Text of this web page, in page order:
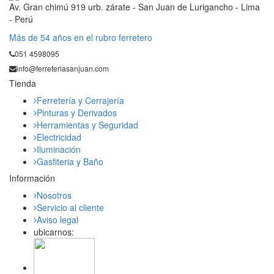
Av. Gran chimú 919 urb. zárate - San Juan de Lurigancho - Lima
- Perú
Mås de 54 años en el rubro ferretero
051 4598095
info@ferreteriasanjuan.com
Tienda
Ferretería y Cerrajería
Pinturas y Derivados
Herramientas y Seguridad
Electricidad
Iluminación
Gasfiteria y Baño
Información
Nosotros
Servicio al cliente
Aviso legal
ubicarnos: